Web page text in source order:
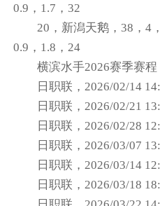
0.9，1.7，32
20，新潟天鹅，38，4
0.9，1.8，24
横滨水手2026赛季赛程
日职联，2026/02/14
日职联，2026/02/21
日职联，2026/02/28
日职联，2026/03/07
日职联，2026/03/14
日职联，2026/03/18